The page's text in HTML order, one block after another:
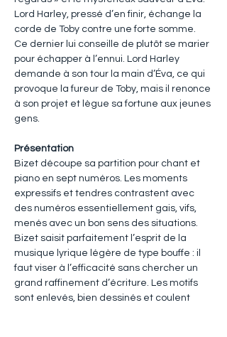
Lord Harley, pressé d’en finir, échange la
corde de Toby contre une forte somme.
Ce dernier lui conseille de plutôt se marier
pour échapper à l’ennui. Lord Harley
demande à son tour la main d’Éva, ce qui
provoque la fureur de Toby, mais il renonce
à son projet et lègue sa fortune aux jeunes
gens.
Présentation
Bizet découpe sa partition pour chant et
piano en sept numéros. Les moments
expressifs et tendres contrastent avec
des numéros essentiellement gais, vifs,
menés avec un bon sens des situations.
Bizet saisit parfaitement l’esprit de la
musique lyrique légère de type bouffe : il
faut viser à l’efficacité sans chercher un
grand raffinement d’écriture. Les motifs
sont enlevés, bien dessinés et coulent